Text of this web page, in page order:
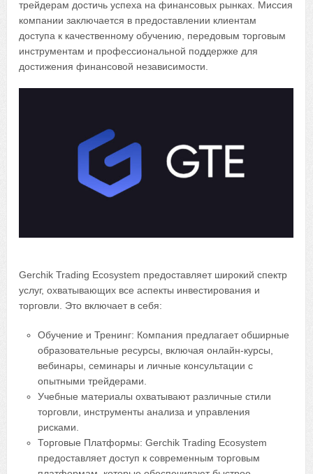
трейдерам достичь успеха на финансовых рынках. Миссия
компании заключается в предоставлении клиентам
доступа к качественному обучению, передовым торговым
инструментам и профессиональной поддержке для
достижения финансовой независимости.
Gerchik Trading Ecosystem предоставляет широкий спектр
услуг, охватывающих все аспекты инвестирования и
торговли. Это включает в себя:
Обучение и Тренинг: Компания предлагает обширные
образовательные ресурсы, включая онлайн-курсы,
вебинары, семинары и личные консультации с
опытными трейдерами.
Учебные материалы охватывают различные стили
торговли, инструменты анализа и управления
рисками.
Торговые Платформы: Gerchik Trading Ecosystem
предоставляет доступ к современным торговым